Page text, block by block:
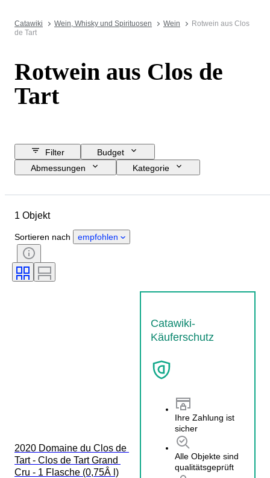
Catawiki Wein, Whisky und Spirituosen Wein
Rotwein aus Clos
de Tart
Rotwein aus Clos de
Tart
Filter
Budget
Abmessungen
Kategorie
Herkunftsland
Anbaugebiet
Wein-Appellation / Klassifizierung
Wein Füllstand
Rebsorten
1 Objekt
Sortieren nach empfohlen
2020 Domaine du Clos de
Tart - Clos de Tart Grand
Cru - 1 Flasche (0,75Â l)
Catawiki-
Käuferschutz
Ihre Zahlung ist
sicher
Alle Objekte sind
qualitätsgeprüft